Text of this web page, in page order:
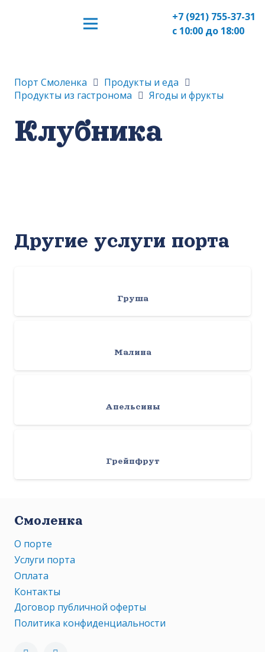
+7 (921) 755-37-31
с 10:00 до 18:00
Порт Смоленка
Продукты и еда
Продукты из гастронома
Ягоды и фрукты
Клубника
Другие услуги порта
Груша
Малина
Апельсины
Грейпфрут
Смоленка
О порте
Услуги порта
Оплата
Контакты
Договор публичной оферты
Политика конфиденциальности